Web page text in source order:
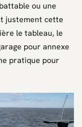
ou une
justement cette
le tableau, le
pour annexe
pratique pour